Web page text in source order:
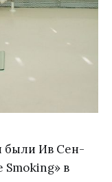
были Ив Сен-
Smoking» в